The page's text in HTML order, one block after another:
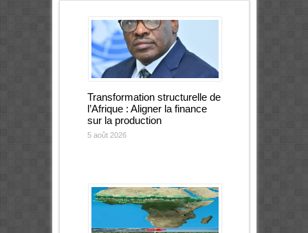
Transformation structurelle de
l’Afrique : Aligner la finance
sur la production
5 août 2026